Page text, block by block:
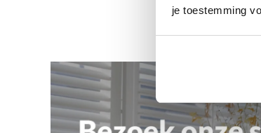
je toestemming